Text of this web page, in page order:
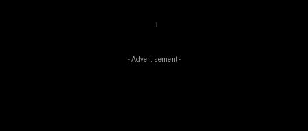
1
- Advertisement -